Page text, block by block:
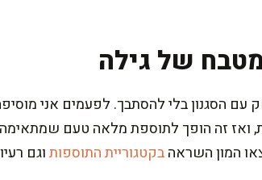
של גילה
הסגנון בלי להסתבך. לפעמים אני
ואז זה הופך לתוספת מלאה טעם
המון השראהבקטגוריית התוספותוגם